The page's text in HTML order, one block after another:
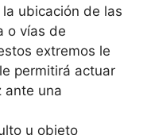
ubicación de las
o vías de
extremos le
permitirá actuar
ante una
u objeto